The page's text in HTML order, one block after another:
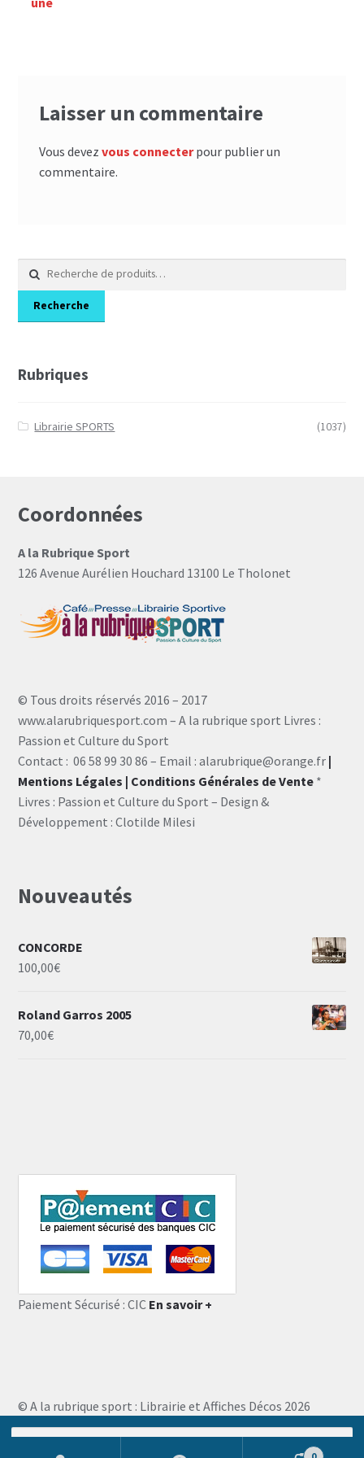
Laisser un commentaire
Vous devezvous connecterpour publier un
commentaire.
Recherche
pour :
Recherche
Rubriques
Librairie SPORTS (1037)
Coordonnées
A la Rubrique Sport
126 Avenue Aurélien Houchard 13100 Le Tholonet
© Tous droits réservés 2016 – 2017
www.alarubriquesport.com – A la rubrique sport Livres :
Passion et Culture du Sport
Contact : 06 58 99 30 86 – Email : alarubrique@orange.fr |
Mentions Légales | Conditions Générales de Vente *
Livres : Passion et Culture du Sport – Design &
Développement : Clotilde Milesi
Nouveautés
CONCORDE
100,00€
Roland Garros 2005
70,00€
Paiement Sécurisé : CIC En savoir +
© A la rubrique sport : Librairie et Affiches Décos 2026
Storefront designed byWooThemes.
Recherche